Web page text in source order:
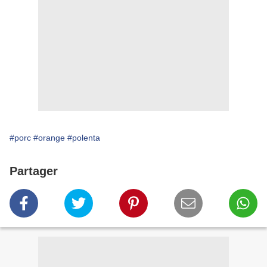
#porc #orange #polenta
Partager